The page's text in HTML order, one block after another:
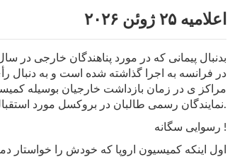
اعلامیه ۲۵ ژوئن ۲۰۲۶
نمایندگان رسمی طالبان در بروکسل مورد استقبال قرار گرفتند.
رسوایی سگانه !
اول اینکه کمیسیون اروپا که خودش را